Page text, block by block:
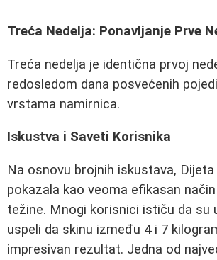
Treća Nedelja: Ponavljanje Prve
Treća nedelja je identična prvoj
redosledom dana posvećenih
vrstama namirnica.
Iskustva i Saveti Korisnika
Na osnovu brojnih iskustava, Dijeta
pokazala kao veoma efikasan
težine. Mnogi korisnici ističu da su
uspeli da skinu između 4 i 7
impresivan rezultat. Jedna od